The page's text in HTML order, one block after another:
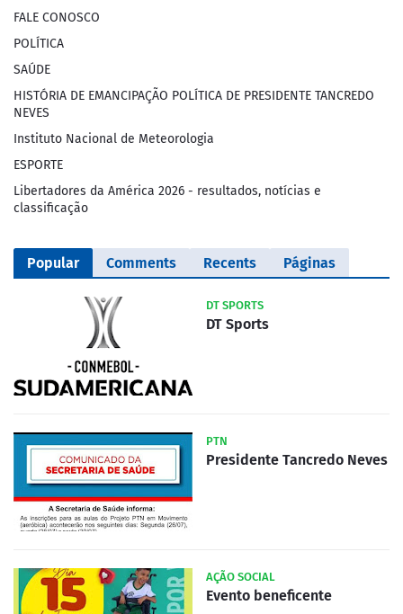
FALE CONOSCO
POLÍTICA
SAÚDE
HISTÓRIA DE EMANCIPAÇÃO POLÍTICA DE PRESIDENTE TANCREDO
NEVES
Instituto Nacional de Meteorologia
ESPORTE
Libertadores da América 2026 - resultados, notícias e
classificação
Popular Comments Recents Páginas
DT SPORTS
DT Sports
PTN
Presidente Tancredo Neves
AÇÃO SOCIAL
Evento beneficente